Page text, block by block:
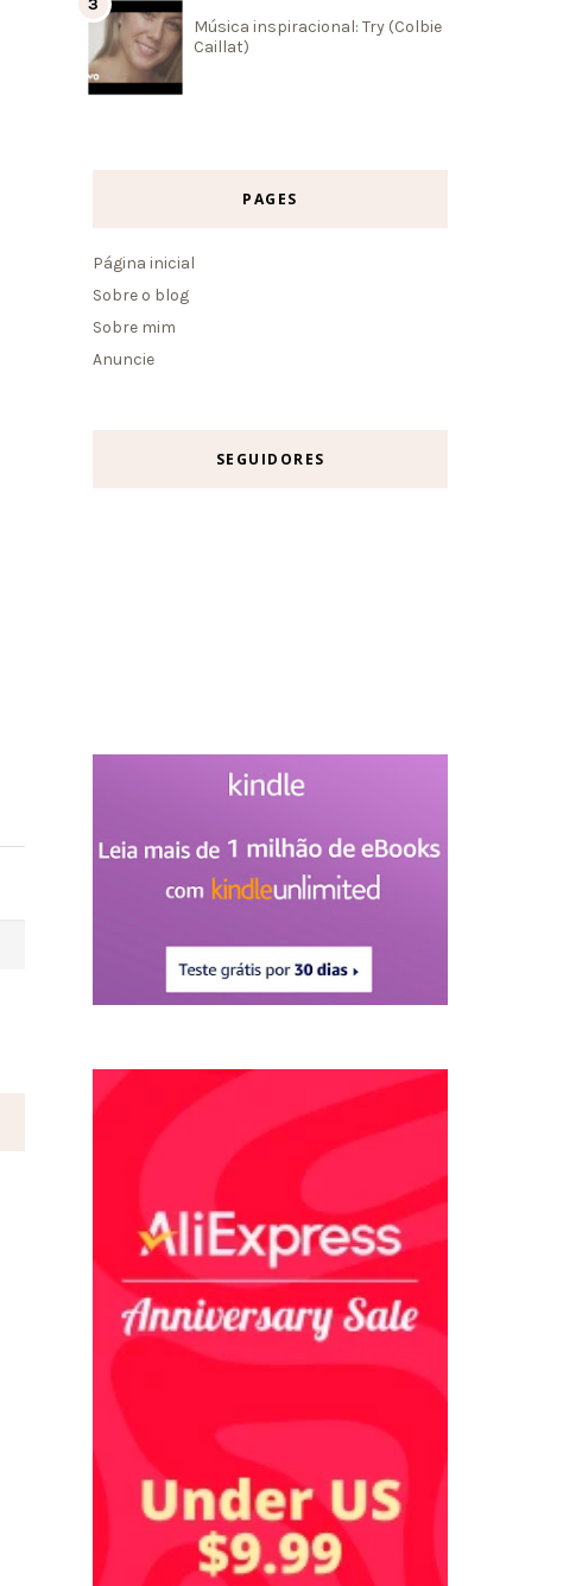
Música inspiracional: Try (Colbie
Caillat)
PAGES
Página inicial
Sobre o blog
Sobre mim
Anuncie
SEGUIDORES